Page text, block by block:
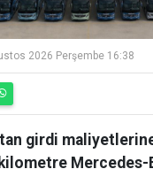
2026 Perşembe 16:38
girdi
kilometre